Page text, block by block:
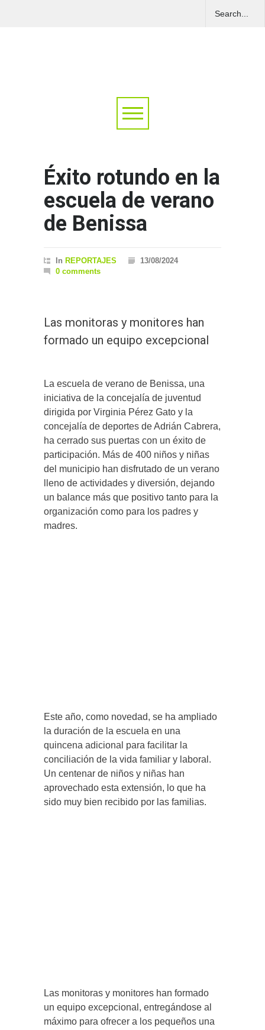
Éxito rotundo en la
escuela de verano
de Benissa
In REPORTAJES
13/08/2024
0 comments
Las monitoras y monitores han
formado un equipo excepcional
La escuela de verano de Benissa, una
iniciativa de la concejalía de juventud
dirigida por Virginia Pérez Gato y la
concejalía de deportes de Adrián Cabrera,
ha cerrado sus puertas con un éxito de
participación. Más de 400 niños y niñas
del municipio han disfrutado de un verano
lleno de actividades y diversión, dejando
un balance más que positivo tanto para la
organización como para los padres y
madres.
Este año, como novedad, se ha ampliado
la duración de la escuela en una
quincena adicional para facilitar la
conciliación de la vida familiar y laboral.
Un centenar de niños y niñas han
aprovechado esta extensión, lo que ha
sido muy bien recibido por las familias.
Las monitoras y monitores han formado
un equipo excepcional, entregándose al
máximo para ofrecer a los pequeños una